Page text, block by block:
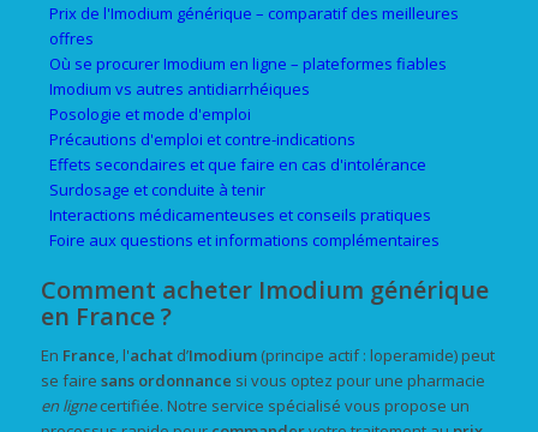
Prix de l'Imodium générique – comparatif des meilleures
offres
Où se procurer Imodium en ligne – plateformes fiables
Imodium vs autres antidiarrhéiques
Posologie et mode d'emploi
Précautions d'emploi et contre-indications
Effets secondaires et que faire en cas d'intolérance
Surdosage et conduite à tenir
Interactions médicamenteuses et conseils pratiques
Foire aux questions et informations complémentaires
Comment acheter Imodium générique
en France ?
En France, l'achatd’Imodium(principe actif : loperamide) peut
se faire sans ordonnance si vous optez pour une pharmacie
en lignecertifiée. Notre service spécialisé vous propose un